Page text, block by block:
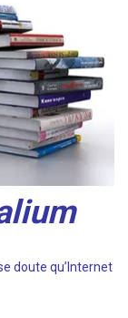
doute qu’Internet